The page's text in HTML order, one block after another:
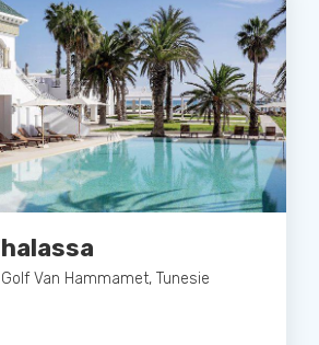
Van Hammamet, Tunesie